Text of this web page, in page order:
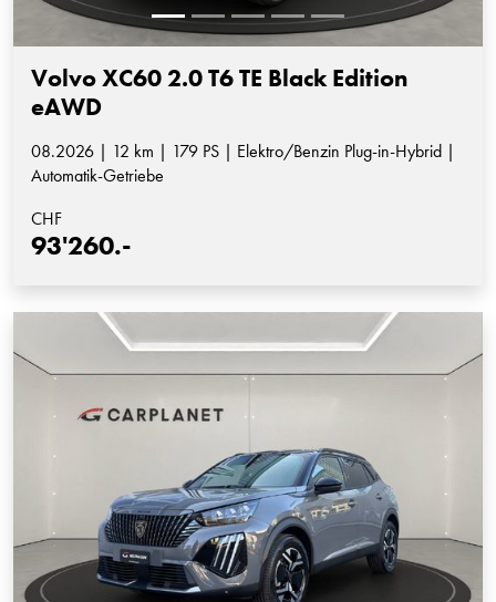
Volvo XC60 2.0 T6 TE Black Edition
eAWD
08.2026 | 12 km | 179 PS | Elektro/Benzin Plug-in-Hybrid |
Automatik-Getriebe
CHF
93'260.-